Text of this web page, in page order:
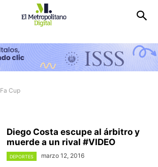
Fa Cup
Diego Costa escupe al árbitro y
muerde a un rival #VIDEO
DEPORTES marzo 12, 2016